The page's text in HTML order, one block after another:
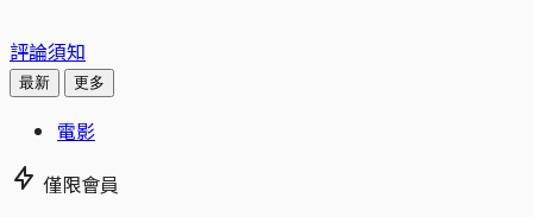
評論須知
最新 更多
電影
僅限會員